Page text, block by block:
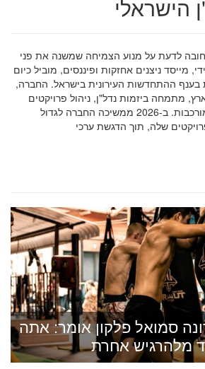
הישראלי
ב-2026: מה חובה לדעת על מנוע הצמיחה שמשנה את פני
מייסד ניצנים אחזקות ופיננסים, מוביל כיום
בענף ההתחדשות העירונית בישראל. החברה,
מתמחה ביזמות נדל"ן, ניהול פרויקטים
מגורים ומימון עסקאות מורכבות. ב-2026 ממשיכה החברה לגדול
סמואל פלקון אומר: אתה
מלהרגיש אחרת